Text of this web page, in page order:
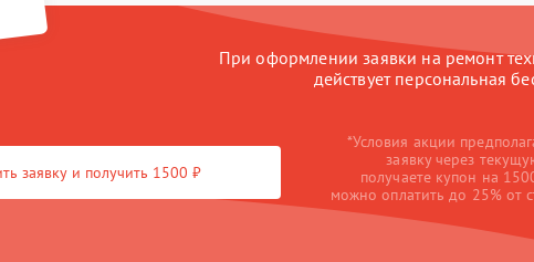
При оформлении заявки на ремонт
действует персональная
заявку и получить 1500 ₽
*Условия акции
заявку через
получаете купон на
можно оплатить до 25% от